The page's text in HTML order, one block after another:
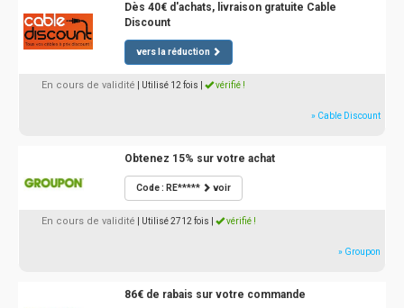
Dès 40€ d'achats, livraison gratuite Cable
Discount
vers la réduction
En cours de validité | Utilisé 12 fois vérifié !
» Cable Discount
Obtenez 15% sur votre achat
Code : RE***** voir
En cours de validité | Utilisé 2712 fois vérifié !
» Groupon
86€ de rabais sur votre commande